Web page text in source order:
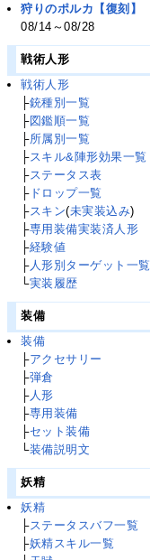
狩りのポルカ【復刻】
08/14～08/28
戦術人形
戦術人形
├銃種別一覧
├図鑑順一覧
├所属別一覧
├スキル&陣形効果一覧
├ステータス表
├ドロップ一覧
├スキン(未実装込み)
├専用装備実装済人形
├経験値
├人形別ターゲット一覧
└実装履歴
装備
装備
├アクセサリー
├弾倉
├人形
├専用装備
├セット装備
└装備説明文
妖精
妖精
├ステータスバフ一覧
├妖精スキル一覧